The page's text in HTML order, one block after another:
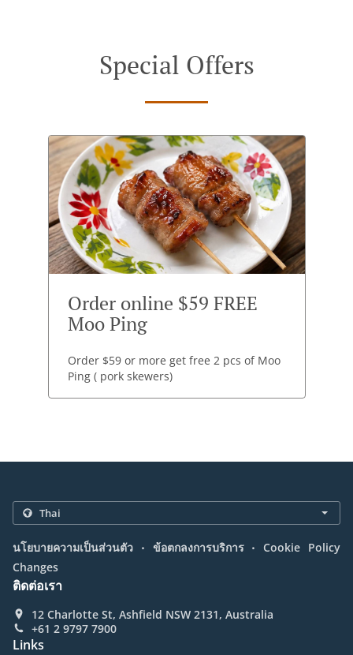
Special Offers
Order online $59 FREE
Moo Ping
Order $59 or more get free 2 pcs of Moo
Ping ( pork skewers)
นโยบายความเป็นส่วนตัว . ข้อตกลงการบริการ . Cookie Policy
Changes
ติดต่อเรา
12 Charlotte St, Ashfield NSW 2131, Australia
+61 2 9797 7900
Links